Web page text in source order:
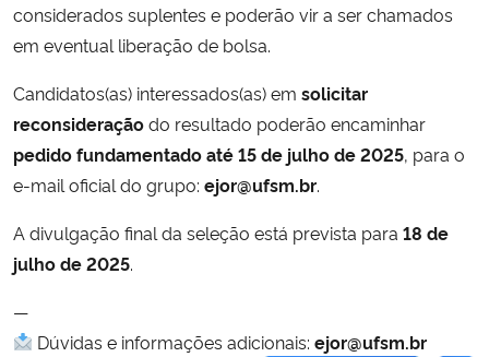
Banco Central do Brasil
considerados suplentes e poderão vir a ser chamados
em eventual liberação de bolsa.
Candidatos(as) interessados(as) em solicitar
reconsideraçãodo resultado poderão encaminhar
pedido fundamentado até 15 de julho de 2025, para o
e-mail oficial do grupo: ejor@ufsm.br.
A divulgação final da seleção está prevista para 18 de
julho de 2025.
—
Dúvidas e informações adicionais:ejor@ufsm.br